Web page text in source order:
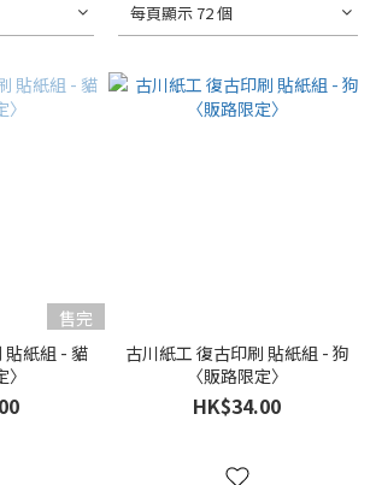
每頁顯示 72 個
售完
貼紙組 - 貓
古川紙工 復古印刷 貼紙組 - 狗
〈販路限定〉
HK$34.00